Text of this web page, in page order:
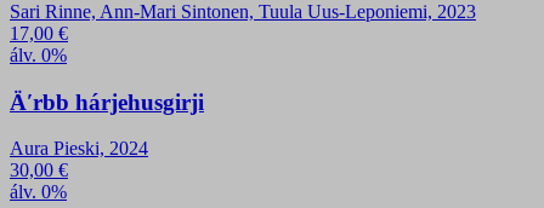
Sari Rinne, Ann-Mari Sintonen, Tuula Uus-Leponiemi, 2023
17,00 €
álv. 0%
Äʹrbb hárjehusgirji
Aura Pieski, 2024
30,00 €
álv. 0%